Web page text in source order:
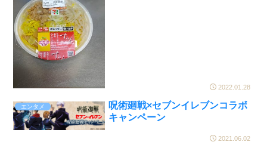
2022.01.28
エンタメ
呪術廻戦×セブンイレブンコラボ
キャンペーン
2021.06.02